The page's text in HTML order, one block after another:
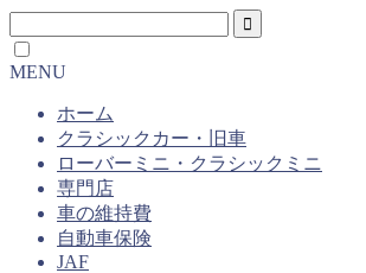
MENU
ホーム
クラシックカー・旧車
ローバーミニ・クラシックミニ
専門店
車の維持費
自動車保険
JAF